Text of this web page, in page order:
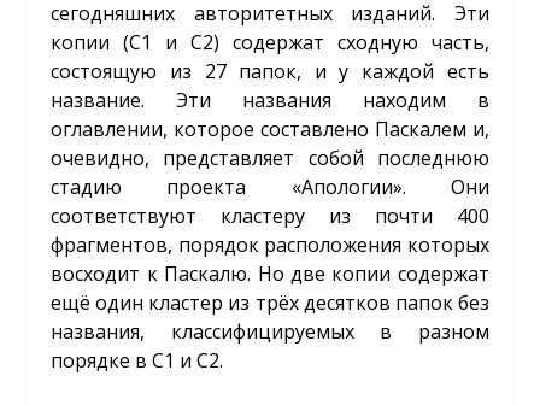
сегодняшних авторитетных изданий. Эти
копии (C1 и C2) содержат сходную часть,
состоящую из 27 папок, и у каждой есть
название. Эти названия находим в
оглавлении, которое составлено Паскалем и,
очевидно, представляет собой последнюю
стадию проекта «Апологии». Они
соответствуют кластеру из почти 400
фрагментов, порядок расположения которых
восходит к Паскалю. Но две копии содержат
ещё один кластер из трёх десятков папок без
названия, классифицируемых в разном
порядке в C1 и C2.